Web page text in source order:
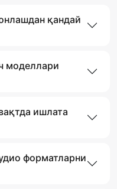
қандай
моделлари
ишлата
форматларни